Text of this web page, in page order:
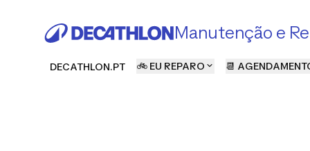
Manutenção e
DECATHLON.PT 🚲 EU REPARO 📆